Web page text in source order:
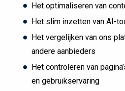
Het optimaliseren van
Het slim inzetten van AI-
Het vergelijken van ons
andere aanbieders
Het controleren van
en gebruikservaring